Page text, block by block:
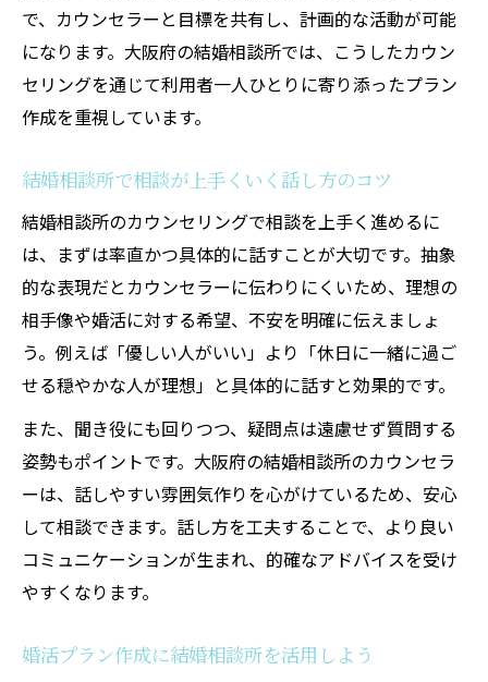
で、カウンセラーと目標を共有し、計画的な活動が可能
になります。大阪府の結婚相談所では、こうしたカウン
セリングを通じて利用者一人ひとりに寄り添ったプラン
作成を重視しています。
結婚相談所で相談が上手くいく話し方のコツ
結婚相談所のカウンセリングで相談を上手く進めるに
は、まずは率直かつ具体的に話すことが大切です。抽象
的な表現だとカウンセラーに伝わりにくいため、理想の
相手像や婚活に対する希望、不安を明確に伝えましょ
う。例えば「優しい人がいい」より「休日に一緒に過ご
せる穏やかな人が理想」と具体的に話すと効果的です。
また、聞き役にも回りつつ、疑問点は遠慮せず質問する
姿勢もポイントです。大阪府の結婚相談所のカウンセラ
ーは、話しやすい雰囲気作りを心がけているため、安心
して相談できます。話し方を工夫することで、より良い
コミュニケーションが生まれ、的確なアドバイスを受け
やすくなります。
婚活プラン作成に結婚相談所を活用しよう